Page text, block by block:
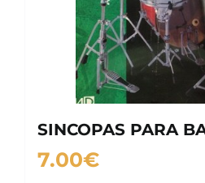
SINCOPAS PARA
7.00€